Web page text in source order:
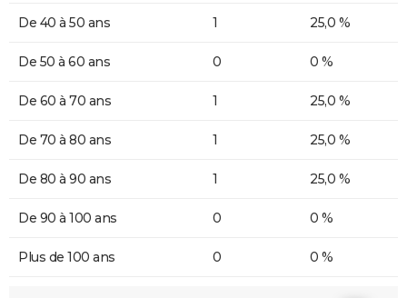
De 40 à 50 ans 1 25,0 %
De 50 à 60 ans 0 0 %
De 60 à 70 ans 1 25,0 %
De 70 à 80 ans 1 25,0 %
De 80 à 90 ans 1 25,0 %
De 90 à 100 ans 0 0 %
Plus de 100 ans 0 0 %